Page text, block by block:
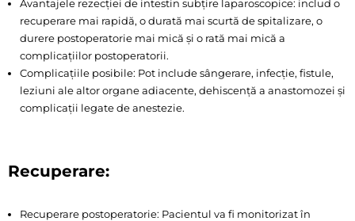
Avantajele rezecției de intestin subțire laparoscopice: includ o
recuperare mai rapidă, o durată mai scurtă de spitalizare, o
durere postoperatorie mai mică și o rată mai mică a
complicațiilor postoperatorii.
Complicațiile posibile: Pot include sângerare, infecție, fistule,
leziuni ale altor organe adiacente, dehiscență a anastomozei și
complicații legate de anestezie.
Recuperare:
Recuperare postoperatorie: Pacientul va fi monitorizat în